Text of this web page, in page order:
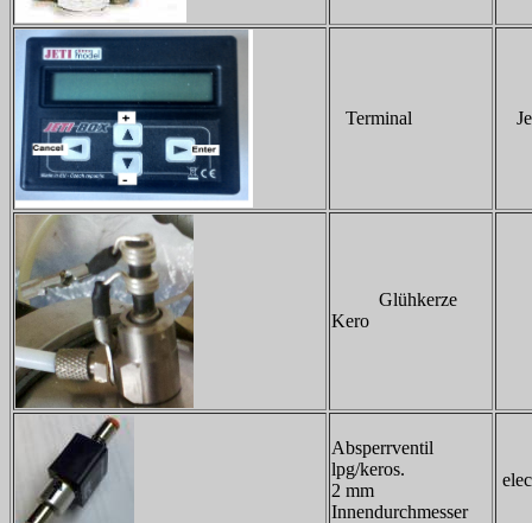
Terminal
Glühkerze
Kero
Absperrventil
lpg/keros.
2 mm
Innendurchmesser